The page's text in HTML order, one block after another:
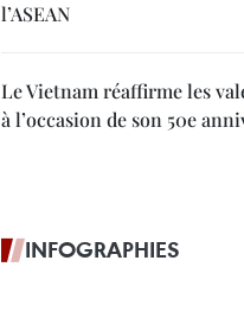
l’ASEAN
Le Vietnam réaffirme les
à l’occasion de son 50e
INFOGRAPHIES